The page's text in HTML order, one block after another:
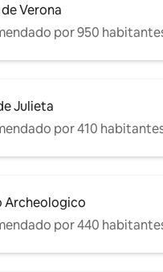
Verona
por 950
Julieta
por 410
Archeologico
por 440